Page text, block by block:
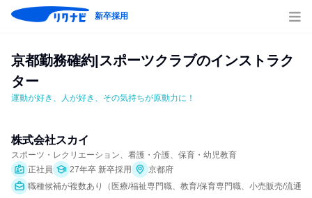
新卒採用
京都勤務確約|スポーツクラブのインストラク
ター
運動が好き、人が好き、その気持ちが原動力に！
株式会社スカイ
スポーツ・レクリエーション、看護・介護、保育・幼児教育
正社員
27年卒 新卒採用
京都府
職種候補が複数あり（医療/福祉専門職、教育/保育専門職、小売販売/流通